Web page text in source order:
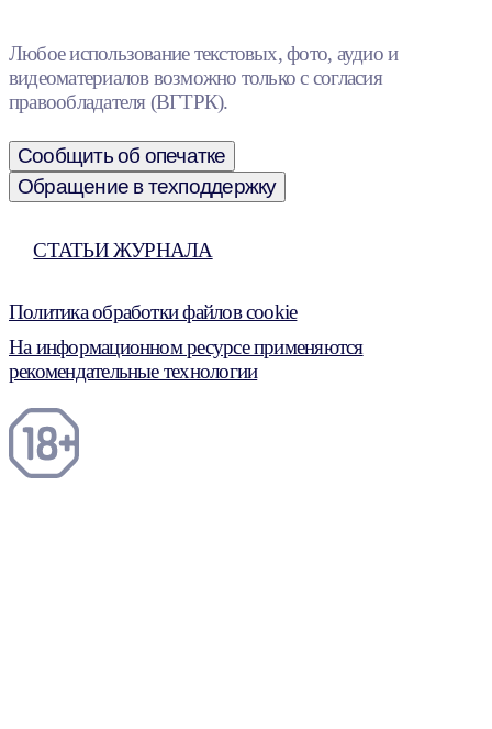
Любое использование текстовых, фото, аудио и
видеоматериалов возможно только с согласия
правообладателя (ВГТРК).
Сообщить об опечатке
Обращение в техподдержку
СТАТЬИ ЖУРНАЛА
Политика обработки файлов cookie
На информационном ресурсе применяются
рекомендательные технологии